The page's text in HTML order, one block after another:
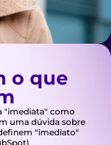
o que
"imediata" como
uma dúvida sobre
"imediato"